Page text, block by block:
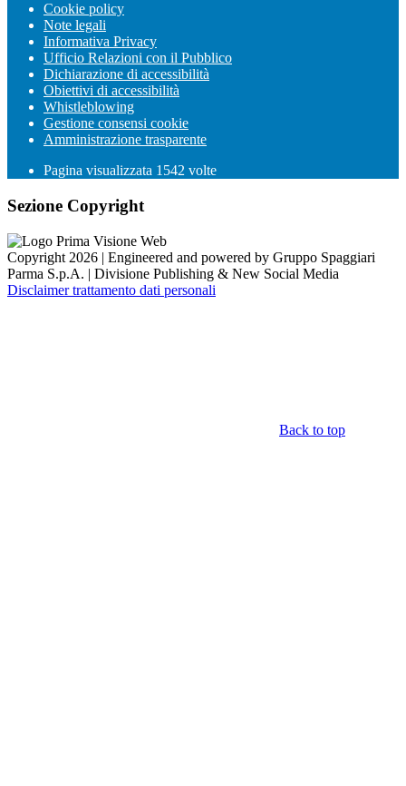
Cookie policy
Note legali
Informativa Privacy
Ufficio Relazioni con il Pubblico
Dichiarazione di accessibilità
Obiettivi di accessibilità
Whistleblowing
Gestione consensi cookie
Amministrazione trasparente
Pagina visualizzata 1542 volte
Sezione Copyright
Copyright 2026 | Engineered and powered by Gruppo Spaggiari
Parma S.p.A. | Divisione Publishing & New Social Media
Disclaimer trattamento dati personali
Back to top